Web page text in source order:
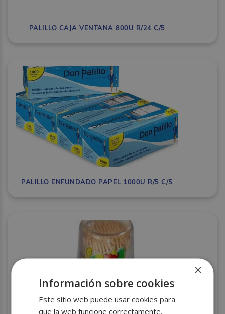
PALILLO CAJA VENTANA 800U R/24 C/5
PALILLO ENFUNDADO PAPEL 1000U R/5 C/5
×
Información sobre cookies
Este sitio web puede usar cookies para
que la web funcione correctamente,